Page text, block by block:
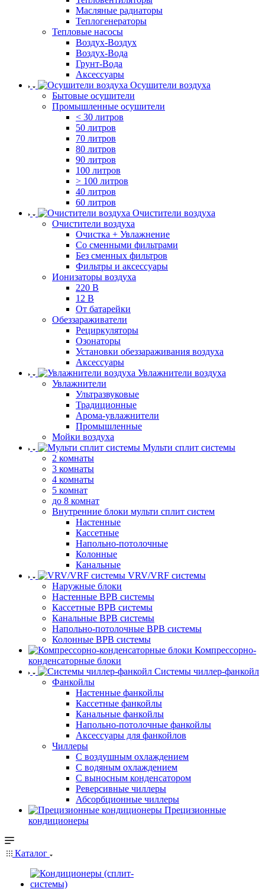
Масляные радиаторы
Теплогенераторы
Тепловые насосы
Воздух-Воздух
Воздух-Вода
Грунт-Вода
Аксессуары
Осушители воздуха
Бытовые осушители
Промышленные осушители
< 30 литров
50 литров
70 литров
80 литров
90 литров
100 литров
> 100 литров
40 литров
60 литров
Очистители воздуха
Очистители воздуха
Очистка + Увлажнение
Cо сменными фильтрами
Без сменных фильтров
Фильтры и аксессуары
Ионизаторы воздуха
220 В
12 В
От батарейки
Обеззараживатели
Рециркуляторы
Озонаторы
Установки обеззараживания воздуха
Аксессуары
Увлажнители воздуха
Увлажнители
Ультразвуковые
Традиционные
Арома-увлажнители
Промышленные
Мойки воздуха
Мульти сплит системы
2 комнаты
3 комнаты
4 комнаты
5 комнат
до 8 комнат
Внутренние блоки мульти сплит систем
Настенные
Кассетные
Напольно-потолочные
Колонные
Канальные
VRV/VRF системы
Наружные блоки
Настенные ВРВ системы
Кассетные ВРВ системы
Канальные ВРВ системы
Напольно-потолочные ВРВ системы
Колонные ВРВ системы
Компрессорно-
конденсаторные блоки
Системы чиллер-фанкойл
Фанкойлы
Настенные фанкойлы
Кассетные фанкойлы
Канальные фанкойлы
Напольно-потолочные фанкойлы
Аксессуары для фанкойлов
Чиллеры
С воздушным охлаждением
С водяным охлаждением
С выносным конденсатором
Реверсивные чиллеры
Абсорбционные чиллеры
Прецизионные
кондиционеры
Каталог